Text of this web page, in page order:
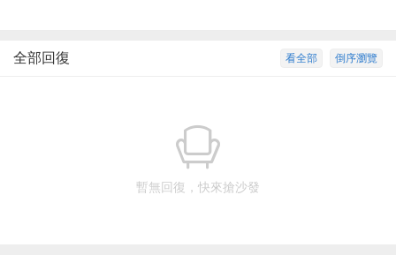
倒序瀏覽
看全部
全部回復
暫無回復，快來搶沙發